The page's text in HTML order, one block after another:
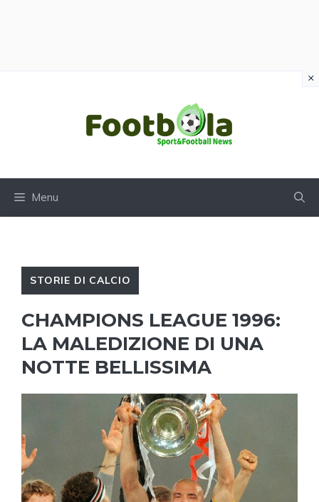
Menu
STORIE DI CALCIO
CHAMPIONS LEAGUE 1996:
LA MALEDIZIONE DI UNA
NOTTE BELLISSIMA
×